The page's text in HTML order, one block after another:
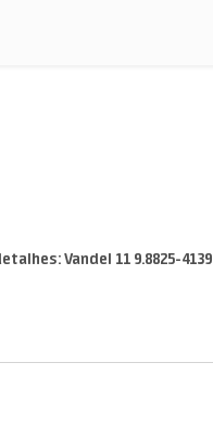
Vandel 11 9.8825-4139